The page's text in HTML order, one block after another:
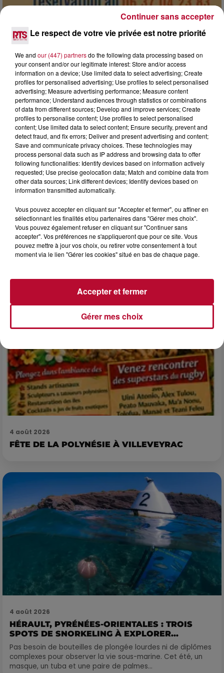
7 août 2026
DINER CONCERT À LA MJC DE MARSEILLAN
6 août 2026
NÎMES : « LE RÊVE DU GLADIATEUR » INVESTIT
LES ARÈNES CES 3...
Après un franc succès l'été dernier, le spectacle « Le Rêve
du gladiateur » revient illuminer l'amphithéâtre romain les 6,
4 août 2026
FÊTE DE LA POLYNÉSIE À VILLEVEYRAC
4 août 2026
HÉRAULT, PYRÉNÉES-ORIENTALES : TROIS
SPOTS DE SNORKELING À EXPLORER...
Pas besoin de bouteilles de plongée lourdes ni de diplômes
complexes pour observer la vie sous-marine. Cet été, un
masque, un tuba et une paire de palmes...
Le respect de votre vie privée est notre priorité
We and our (447) partnersdo the following data processing based on
your consent and/or our legitimate interest: Store and/or access
information on a device; Use limited data to select advertising; Create
profiles for personalised advertising; Use profiles to select personalised
advertising; Measure advertising performance; Measure content
performance; Understand audiences through statistics or combinations
of data from different sources; Develop and improve services; Create
profiles to personalise content; Use profiles to select personalised
content; Use limited data to select content; Ensure security, prevent and
detect fraud, and fix errors; Deliver and present advertising and content;
Save and communicate privacy choices. These technologies may
process personal data such as IP address and browsing data to offer
following functionalities: Identify devices based on information actively
requested; Use precise geolocation data; Match and combine data from
other data sources; Link different devices; Identify devices based on
information transmitted automatically.
Vous pouvez accepter en cliquant sur "Accepter et fermer", ou affiner en
sélectionnant les finalités et/ou partenaires dans "Gérer mes choix".
Vous pouvez également refuser en cliquant sur "Continuer sans
accepter". Vos préférences ne s'appliqueront que pour ce site. Vous
pouvez mettre à jour vos choix, ou retirer votre consentement à tout
moment via le lien "Gérer les cookies" situé en bas de chaque page.
Gérer mes choix
Accepter et fermer
Continuer sans accepter